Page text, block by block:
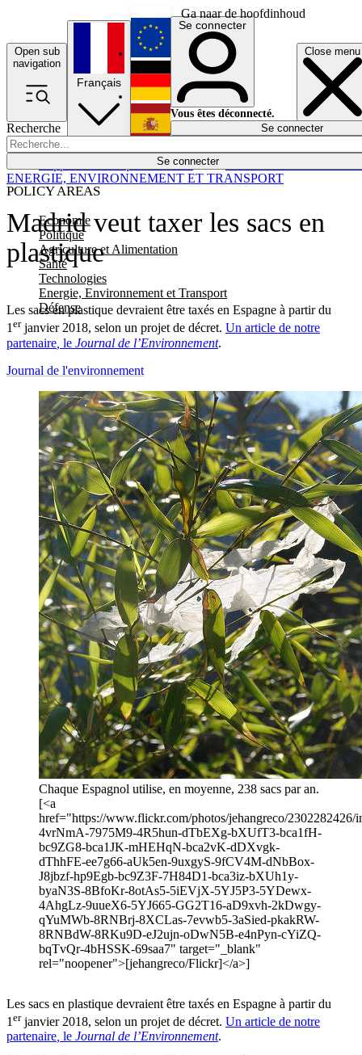
Ga naar de hoofdinhoud
Open sub
navigation
Close menu
Recherche
Se connecter
POLICY AREAS
Economie
Politique
Agriculture et Alimentation
Santé
Technologies
Energie, Environnement et Transport
Défense
Économie
Français
English
Deutsch
Español
Se connecter
Vous êtes déconnecté.
Se connecter
Madrid veut taxer les sacs en
plastique
Les sacs en plastique devraient être taxés en Espagne à partir du
1erjanvier 2018, selon un projet de décret. Un article de notre
partenaire le Journal de l’Environnement.
ENERGIE, ENVIRONNEMENT ET TRANSPORT
Journal de l'environnement
Chaque Espagnol utilise, en moyenne, 238 sacs par an.
[<a
href="https://www.flickr.com/photos/jehangreco/2302282426/
4vrNmA-7975M9-4R5hun-dTbEXg-bXUfT3-bca1fH-
bc9ZG8-bca1JK-mHEHqN-bca2vK-dDXvgk-
dThhFE-ee7g66-aUk5en-9uxgyS-9fCV4M-dNbBox-
J8jbzf-hp9Egb-bc9Z3F-7H84D1-bca3iz-bXUh1y-
byaN3S-8BfoKr-8otAs5-5iEVjX-5YJ5P3-5YDewx-
4AhgLz-9uueX6-5YJ665-GG2T16-aD9xvh-2kDwgy-
qYuMWb-8RNBrj-8XCLas-7evwb5-3aSied-pkakRW-
8RNBdW-8RKu9D-eJ2ujn-oDwN5B-e4nPyn-cYiZQ-
bqTvQr-4bHSSK-69saa7" target="_blank"
rel="noopener">[jehangreco/Flickr]</a>]
Les sacs en plastique devraient être taxés en Espagne à partir du
1 erjanvier 2018, selon un projet de décret. Un article de notre
partenaire le Journal de l’Environnement.